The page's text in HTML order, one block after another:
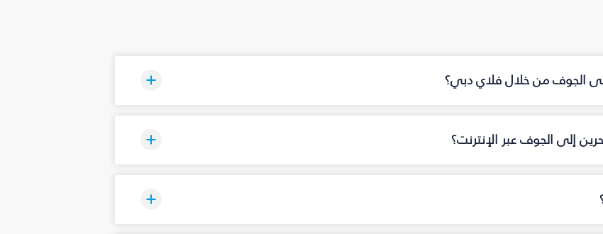
الجوف من خلال فلاي دبي؟
إلى الجوف عبر الإنترنت؟